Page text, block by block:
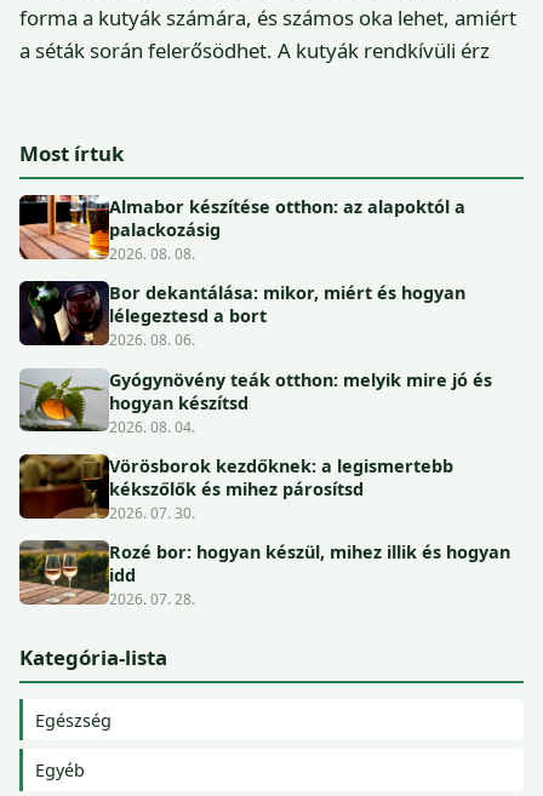
forma a kutyák számára, és számos oka lehet, amiért
a séták során felerősödhet. A kutyák rendkívüli érz
Most írtuk
Almabor készítése otthon: az alapoktól a
palackozásig
2026. 08. 08.
Bor dekantálása: mikor, miért és hogyan
lélegeztesd a bort
2026. 08. 06.
Gyógynövény teák otthon: melyik mire jó és
hogyan készítsd
2026. 08. 04.
Vörösborok kezdőknek: a legismertebb
kékszőlők és mihez párosítsd
2026. 07. 30.
Rozé bor: hogyan készül, mihez illik és hogyan
idd
2026. 07. 28.
Kategória-lista
Egészség
Egyéb